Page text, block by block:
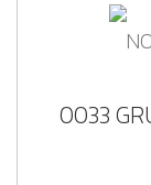
0033